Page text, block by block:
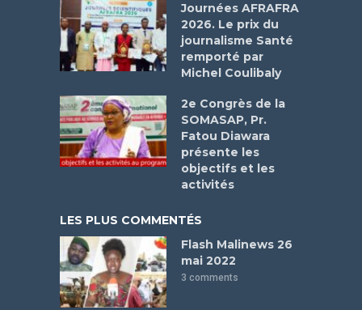
Journées AFRAFRA
2026. Le prix du
journalisme Santé
remporté par
Michel Coulibaly
2e Congrès de la
SOMASAP, Pr.
Fatou Diawara
présente les
objectifs et les
activités
LES PLUS COMMENTÉS
Flash Malinews 26
mai 2022
3 comments